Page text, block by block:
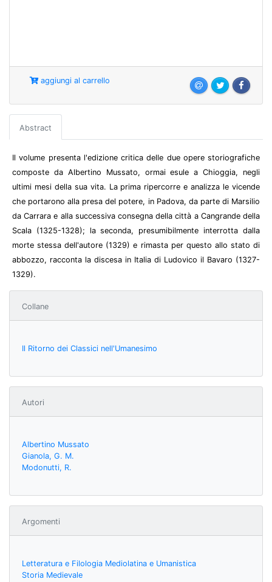
aggiungi al carrello
Abstract
Il volume presenta l'edizione critica delle due opere storiografiche
composte da Albertino Mussato, ormai esule a Chioggia, negli
ultimi mesi della sua vita. La prima ripercorre e analizza le vicende
che portarono alla presa del potere, in Padova, da parte di Marsilio
da Carrara e alla successiva consegna della città a Cangrande della
Scala (1325-1328); la seconda, presumibilmente interrotta dalla
morte stessa dell'autore (1329) e rimasta per questo allo stato di
abbozzo, racconta la discesa in Italia di Ludovico il Bavaro (1327-
1329).
Collane
Il Ritorno dei Classici nell'Umanesimo
Autori
Albertino Mussato
Gianola, G. M.
Modonutti, R.
Argomenti
Letteratura e Filologia Mediolatina e Umanistica
Storia Medievale